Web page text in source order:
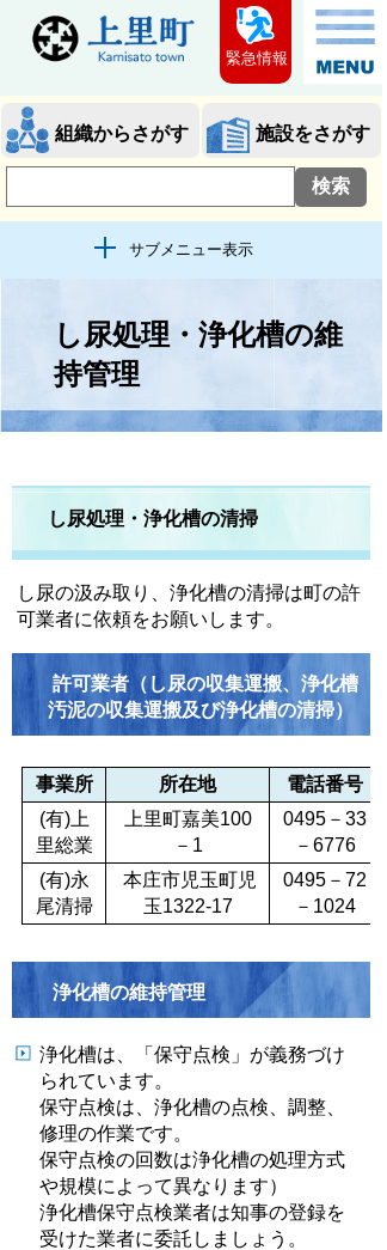
組織からさがす 施設をさがす
サブメニュー表示
緊急情報
し尿処理・浄化槽の維
持管理
し尿処理・浄化槽の清掃
し尿の汲み取り、浄化槽の清掃は町の許
可業者に依頼をお願いします。
許可業者（し尿の収集運搬、浄化槽
汚泥の収集運搬及び浄化槽の清掃）
事業所 所在地
電話番号
(有)上
里総業
上里町嘉美100
－1
0495－ 33
－6776
(有)永
尾清掃
本庄市児玉町児
玉1322-17
0495－ 72
－1024
浄化槽の維持管理
浄化槽は、「保守点検」が義務づけ
られています。
保守点検は、浄化槽の点検、調整、
修理の作業です。
保守点検の回数は浄化槽の処理方式
や規模によって異なります）
浄化槽保守点検業者は知事の登録を
受けた業者に委託しましょう。